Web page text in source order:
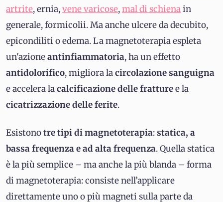
artrite, ernia,vene varicose,mal di schienain
generale, formicolii. Ma anche ulcere da decubito,
epicondiliti o edema. La magnetoterapia espleta
un'azioneantinfiammatoria, ha un effetto
antidolorifico, migliora lacircolazione sanguigna
e accelera lacalcificazione delle fratturee la
cicatrizzazione delle ferite.
Esistonotre tipi di magnetoterapia:statica, a
bassa frequenza e ad alta frequenza. Quella statica
è la più semplice – ma anche la più blanda – forma
di magnetoterapia: consiste nell’applicare
direttamente uno o più magneti sulla parte da